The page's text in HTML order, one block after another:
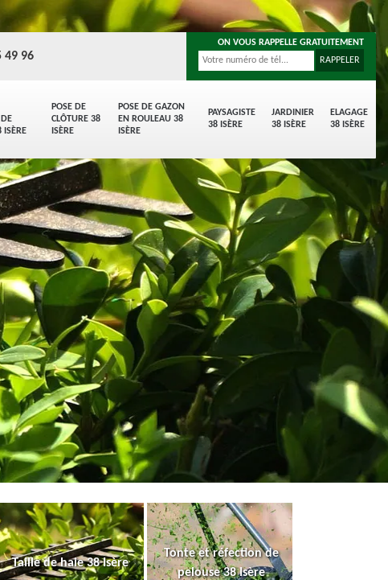
DE
ISÈRE
POSE DE
CLÔTURE 38
ISÈRE
POSE DE GAZON
EN ROULEAU 38
ISÈRE
PAYSAGISTE
38 ISÈRE
JARDINIER
38 ISÈRE
ELAGAGE
38 ISÈRE
49 96
ON VOUS RAPPELLE GRATUITEMENT
Taille de haie 38 Isère
Tonte et réfection de
pelouse 38 Isère